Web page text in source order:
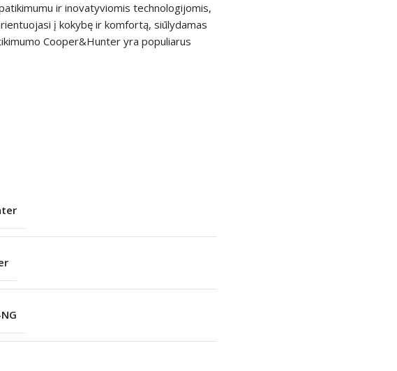
ir inovatyviomis technologijomis,
į kokybę ir komfortą, siūlydamas
Cooper&Hunter yra populiarus